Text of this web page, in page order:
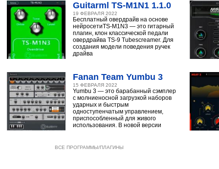
Guitarml TS-M1N1 1.1.0
19 ФЕВРАЛЯ 2022
Бесплатный овердрайв на основе
нейросетиTS-M1N3 — это гитарный
плагин, клон классической педали
овердрайва TS-9 Tubescreamer. Для
создания модели поведения ручек
драйва
Fanan Team Yumbu 3
15 ФЕВРАЛЯ 2022
Yumbu 3 — это барабанный сэмплер
с молниеносной загрузкой наборов
ударных и быстрым
одноступенчатым управлением,
приспособленный для живого
использования. В новой версии
ВСЕ ПРОГРАММЫ/ПЛАГИНЫ